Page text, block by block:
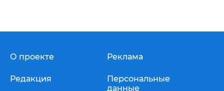
О проекте
Редакция
Реклама
Персональные
данные